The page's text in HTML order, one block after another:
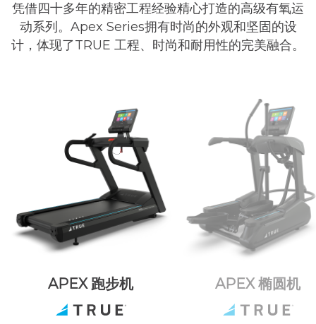
凭借四十多年的精密工程经验精心打造的高级有氧运
动系列。Apex Series拥有时尚的外观和坚固的设
计，体现了TRUE 工程、时尚和耐用性的完美融合。
APEX 跑步机 APEX 椭圆机